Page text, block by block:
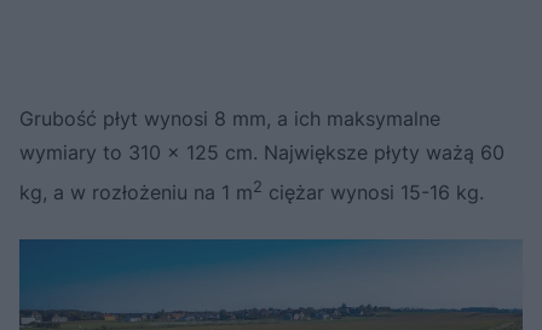
Grubość płyt wynosi 8 mm, a ich maksymalne
wymiary to 310 x 125 cm. Największe płyty ważą 60
kg, a w rozłożeniu na 1 m2 ciężar wynosi 15-16 kg.